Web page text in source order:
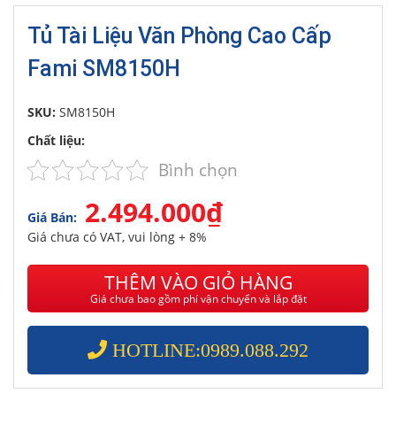
Tủ Tài Liệu Văn Phòng Cao Cấp
Fami SM8150H
SKU: SM8150H
Chất liệu:
Bình chọn
Giá Bán: 2.494.000₫
Giá chưa có VAT, vui lòng + 8%
THÊM VÀO GIỎ HÀNG
Giá chưa bao gồm phí vận chuyển và lắp đặt
HOTLINE:0989.088.292